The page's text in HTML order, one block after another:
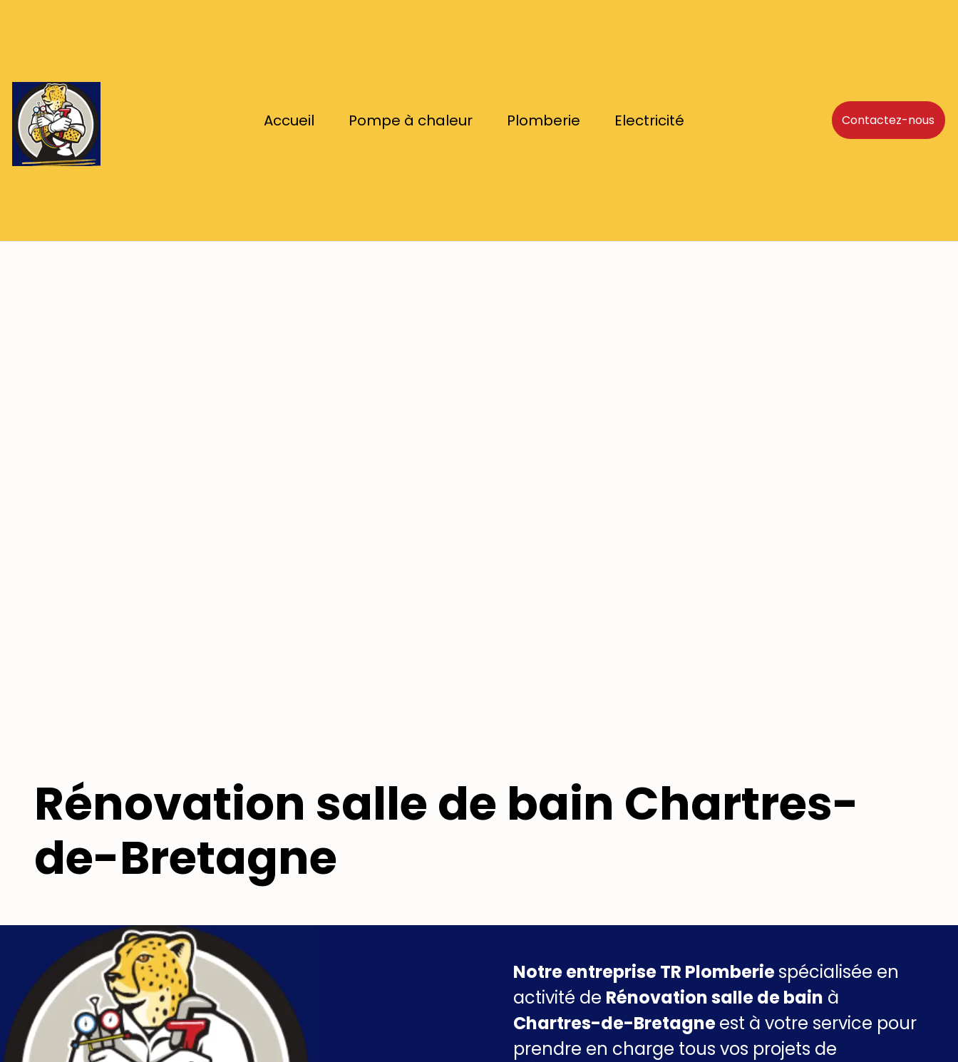
Accueil Pompe à chaleur Plomberie Electricité Contactez-nous
Rénovation salle de bain Chartres-
de-Bretagne
Notre entreprise TR Plomberiespécialisée en
activité de Rénovation salle de bain à
Chartres-de-Bretagneest à votre service pour
prendre en charge tous vos projets de